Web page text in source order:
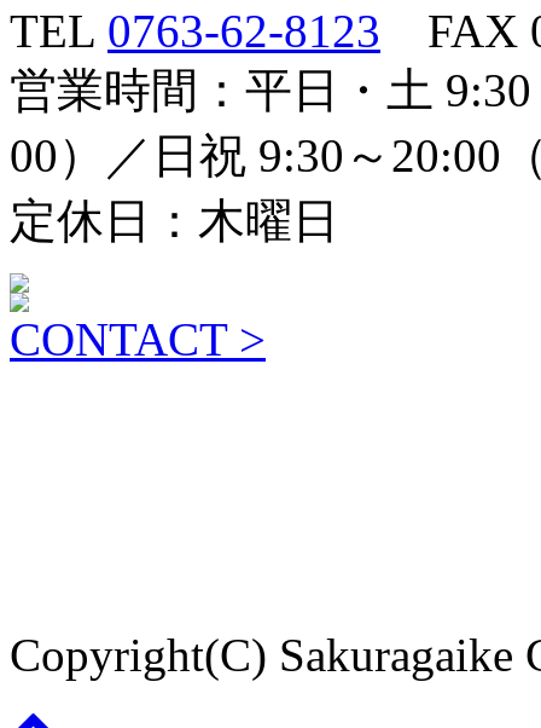
TEL 0763-62-8123 FAX
営業時間：平日・土
00）／日祝 9:30～20:00
定休日：木曜日
CONTACT >
Copyright(C) Sakuragaike